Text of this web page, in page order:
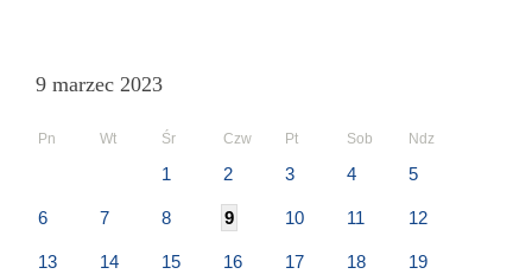
9 marzec 2023
Pn Wt Śr Czw Pt Sob Ndz
1 2 3 4 5
6 7 8 9 10 11 12
13 14 15 16 17 18 19